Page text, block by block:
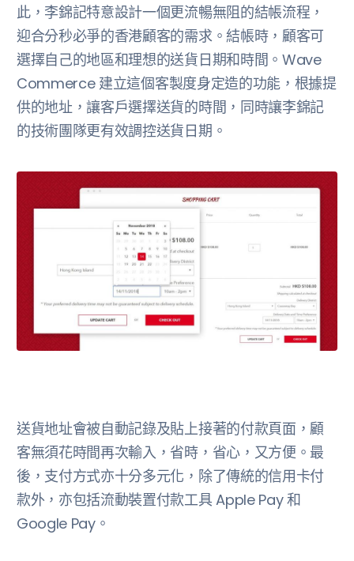
此，李錦記特意設計一個更流暢無阻的結帳流程，
迎合分秒必爭的香港顧客的需求。結帳時，顧客可
選擇自己的地區和理想的送貨日期和時間。Wave
Commerce 建立這個客製度身定造的功能，根據提
供的地址，讓客戶選擇送貨的時間，同時讓李錦記
的技術團隊更有效調控送貨日期。
送貨地址會被自動記錄及貼上接著的付款頁面，顧
客無須花時間再次輸入，省時，省心，又方便。最
後，支付方式亦十分多元化，除了傳統的信用卡付
款外，亦包括流動裝置付款工具 Apple Pay 和
Google Pay。